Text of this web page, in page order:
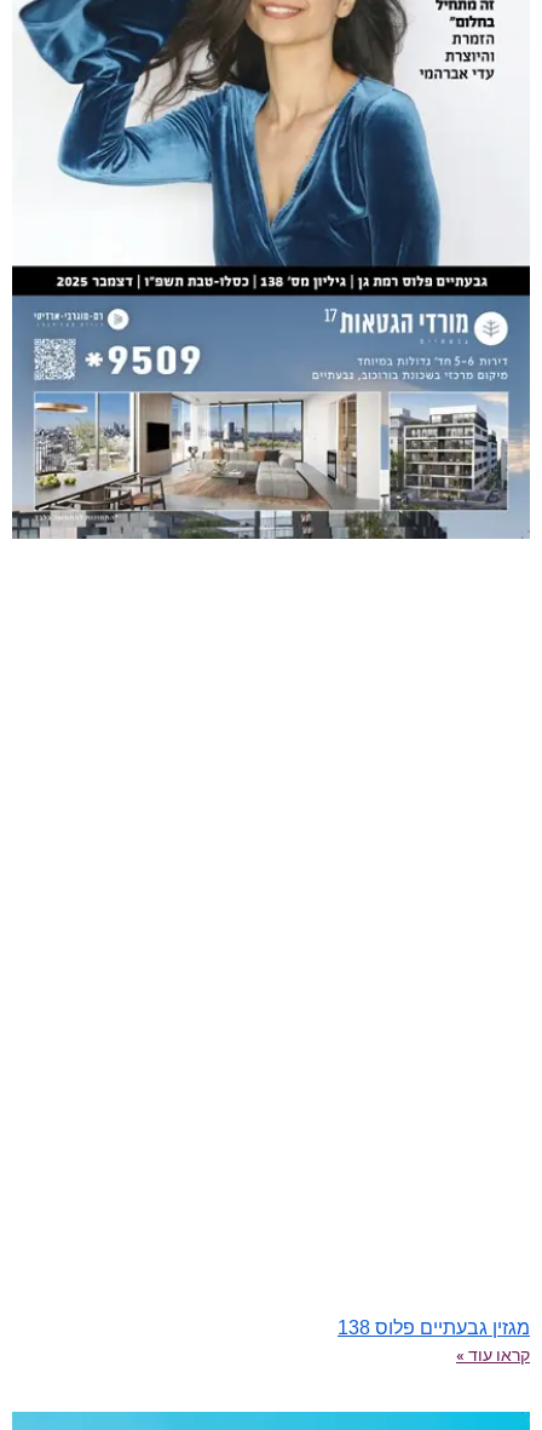
מגזין גבעתיים פלוס 138
קראו עוד »